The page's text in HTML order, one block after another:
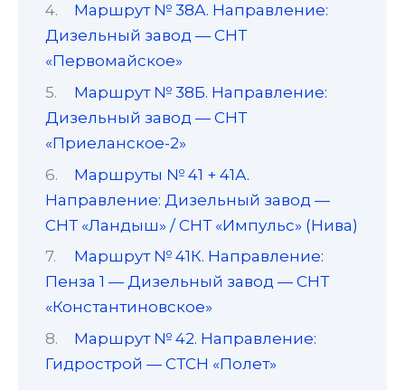
Маршрут № 38А. Направление:
Дизельный завод — СНТ
«Первомайское»
Маршрут № 38Б. Направление:
Дизельный завод — СНТ
«Приеланское-2»
Маршруты № 41 + 41А.
Направление: Дизельный завод —
СНТ «Ландыш» / СНТ «Импульс» (Нива)
Маршрут № 41К. Направление:
Пенза 1 — Дизельный завод — СНТ
«Константиновское»
Маршрут № 42. Направление:
Гидрострой — СТСН «Полет»